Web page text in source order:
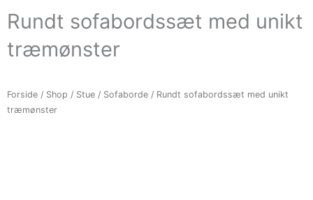
Rundt sofabordssæt med unikt
træmønster
Forside / Shop / Stue / Sofaborde / Rundt sofabordssæt med unikt
træmønster